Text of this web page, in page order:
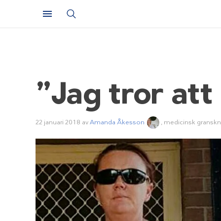
”Jag tror
22 januari 2018 avAmanda Åkesson , medicinsk